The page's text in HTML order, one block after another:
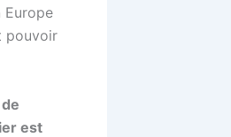
Europe
pouvoir
est